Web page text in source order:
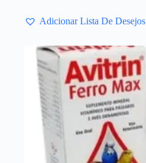
Adicionar Lista De Desejos